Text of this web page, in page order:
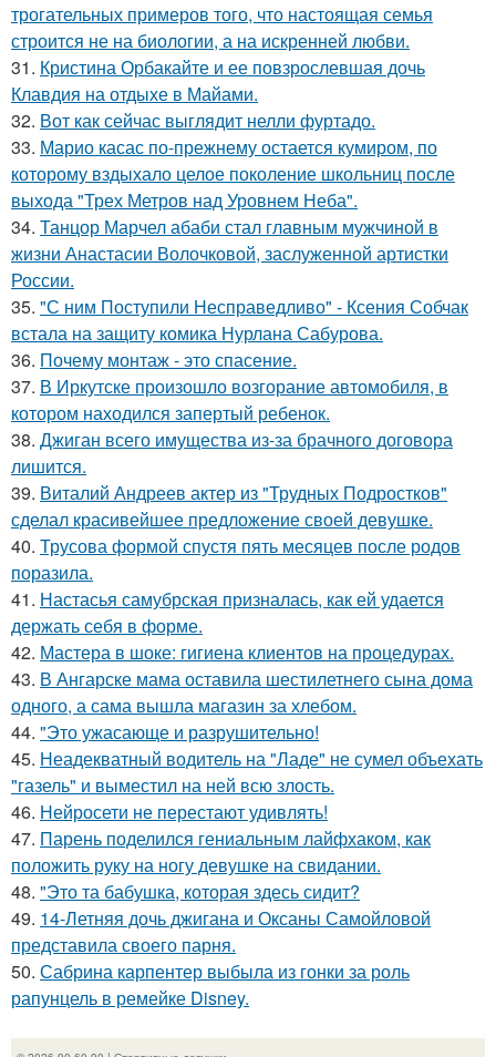
трогательных примеров того, что настоящая семья
строится не на биологии, а на искренней любви.
31. Кристина Орбакайте и ее повзрослевшая дочь
Клавдия на отдыхе в Майами.
32. Вот как сейчас выглядит нелли фуртадо.
33. Марио касас по-прежнему остается кумиром, по
которому вздыхало целое поколение школьниц после
выхода "Трех Метров над Уровнем Неба".
34. Танцор Марчел абаби стал главным мужчиной в
жизни Анастасии Волочковой, заслуженной артистки
России.
35. "С ним Поступили Несправедливо" - Ксения Собчак
встала на защиту комика Нурлана Сабурова.
36. Почему монтаж - это спасение.
37. В Иркутске произошло возгорание автомобиля, в
котором находился запертый ребенок.
38. Джиган всего имущества из-за брачного договора
лишится.
39. Виталий Андреев актер из "Трудных Подростков"
сделал красивейшее предложение своей девушке.
40. Трусова формой спустя пять месяцев после родов
поразила.
41. Настасья самубрская призналась, как ей удается
держать себя в форме.
42. Мастера в шоке: гигиена клиентов на процедурах.
43. В Ангарске мама оставила шестилетнего сына дома
одного, а сама вышла магазин за хлебом.
44. "Это ужасающе и разрушительно!
45. Неадекватный водитель на "Ладе" не сумел объехать
"газель" и выместил на ней всю злость.
46. Нейросети не перестают удивлять!
47. Парень поделился гениальным лайфхаком, как
положить руку на ногу девушке на свидании.
48. "Это та бабушка, которая здесь сидит?
49. 14-Летняя дочь джигана и Оксаны Самойловой
представила своего парня.
50. Сабрина карпентер выбыла из гонки за роль
рапунцель в ремейке Disney.